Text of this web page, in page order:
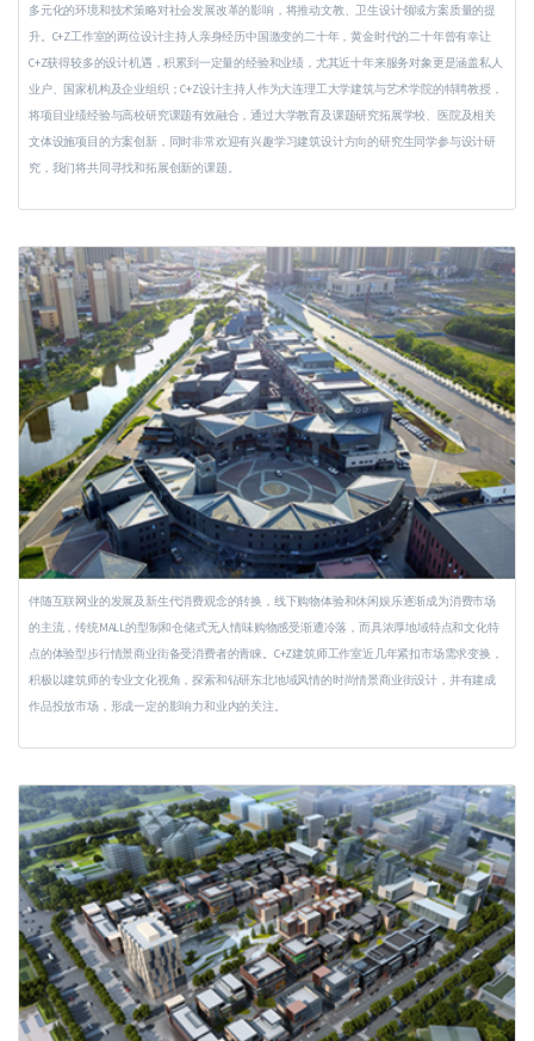
多元化的环境和技术策略对社会发展改革的影响，将推动文教、卫生设计领域方案质量的提
升。C+Z工作室的两位设计主持人亲身经历中国激变的二十年，黄金时代的二十年曾有幸让
C+Z获得较多的设计机遇，积累到一定量的经验和业绩，尤其近十年来服务对象更是涵盖私人
业户、国家机构及企业组织；C+Z设计主持人作为大连理工大学建筑与艺术学院的特聘教授，
将项目业绩经验与高校研究课题有效融合，通过大学教育及课题研究拓展学校、医院及相关
文体设施项目的方案创新，同时非常欢迎有兴趣学习建筑设计方向的研究生同学参与设计研
究，我们将共同寻找和拓展创新的课题。
伴随互联网业的发展及新生代消费观念的转换，线下购物体验和休闲娱乐逐渐成为消费市场
的主流，传统MALL的型制和仓储式无人情味购物感受渐遭冷落，而具浓厚地域特点和文化特
点的体验型步行情景商业街备受消费者的青睐。C+Z建筑师工作室近几年紧扣市场需求变换，
积极以建筑师的专业文化视角，探索和钻研东北地域风情的时尚情景商业街设计，并有建成
作品投放市场，形成一定的影响力和业内的关注。